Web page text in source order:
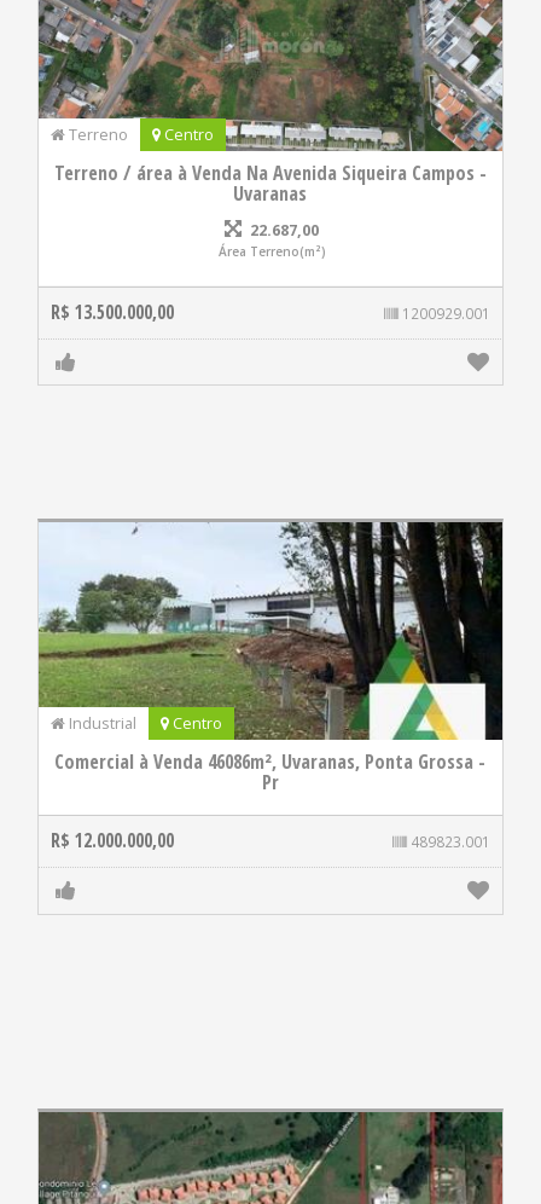
Terreno Centro
Terreno / área à Venda Na Avenida Siqueira Campos -
Uvaranas
22.687,00
Área Terreno(m²)
R$ 13.500.000,00 1200929.001
Industrial Centro
Comercial à Venda 46086m², Uvaranas, Ponta Grossa -
Pr
R$ 12.000.000,00 489823.001